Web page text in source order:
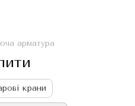
арматура
крани